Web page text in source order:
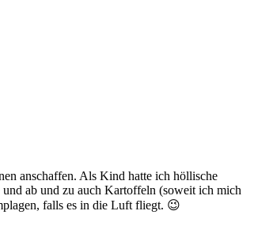
anschaffen. Als Kind hatte ich höllische
ab und zu auch Kartoffeln (soweit ich mich
falls es in die Luft fliegt. 😉